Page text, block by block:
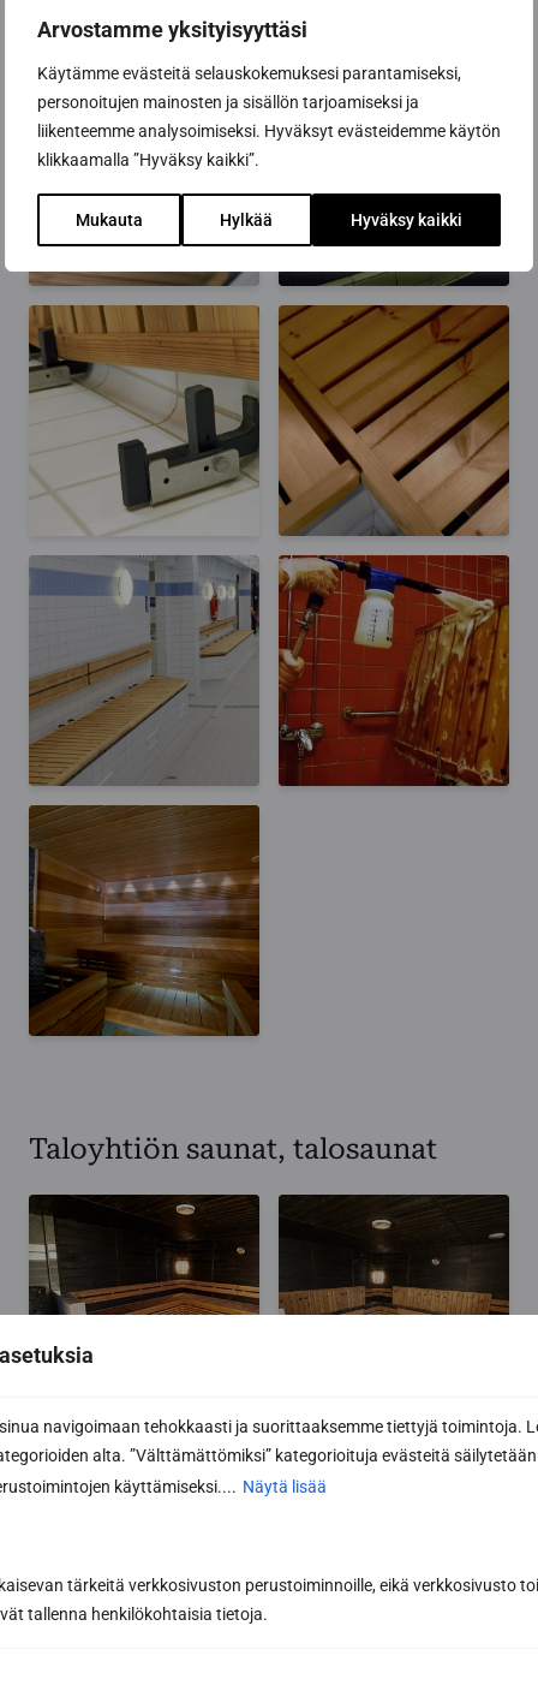
Arvostamme yksityisyyttäsi
Käytämme evästeitä selauskokemuksesi parantamiseksi,
personoitujen mainosten ja sisällön tarjoamiseksi ja
liikenteemme analysoimiseksi. Hyväksyt evästeidemme käytön
klikkaamalla ”Hyväksy kaikki”.
Mukauta Hylkää Hyväksy kaikki
navigoimaan tehokkaasti ja suorittaaksemme tiettyjä toimintoja.
alta. ”Välttämättömiksi” kategorioituja evästeitä säilytetään
käyttämiseksi.... Näytä lisää
tärkeitä verkkosivuston perustoiminnoille, eikä verkkosivusto
tallenna henkilökohtaisia tietoja.
Taloyhtiön saunat, talosaunat